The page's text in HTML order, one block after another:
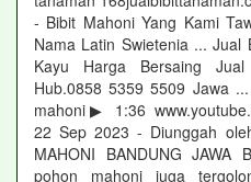
- Bibit Mahoni Yang Kami
Nama Latin Swietenia ... Jual
Kayu Harga Bersaing
Hub.0858 5359 5509 Jawa
mahoni▶ 1:36
22 Sep 2023 - Diunggah
MAHONI BANDUNG JAWA
pohon mahoni juga